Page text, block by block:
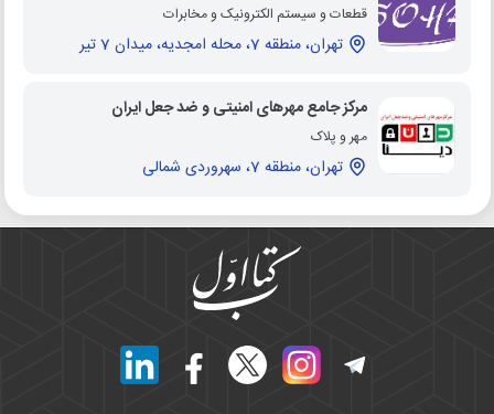
قطعات و سیستم الکترونیک و مخابرات
تهران، منطقه 7، محله امجدیه، میدان 7 تیر
مرکز جامع مهرهای امنیتی و ضد جعل ایران
مهر و پلاک
تهران، منطقه 7، سهروردی شمالی